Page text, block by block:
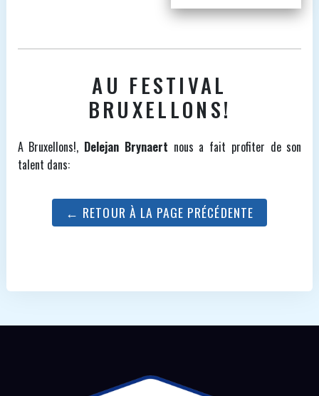
AU FESTIVAL
BRUXELLONS!
A Bruxellons!, Delejan Brynaert nous a fait profiter de son
talent dans:
← RETOUR À LA PAGE PRÉCÉDENTE